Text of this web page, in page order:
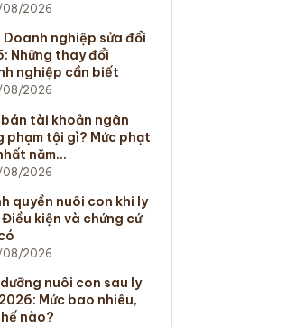
2026
nghiệp sửa đổi
Những thay đổi
nghiệp cần biết
2026
tài khoản ngân
phạm tội gì? Mức phạt
năm…
2026
quyền nuôi con khi ly
kiện và chứng cứ
2026
nuôi con sau ly
Mức bao nhiêu,
nào?